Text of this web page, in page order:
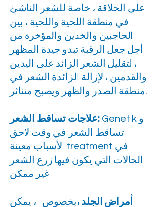
على الحلاقة ، خاصة للشعر الناشئ
في منطقة اللحية واللحية ، بين
الحاجبين والخدين والمؤخرة من
أجل جعل الرقبة تبدو جيدة المظهر
، لتقليل الشعر الزائد على اليدين
والقدمين ، لإزالة الزائدة الشعر في
منطقة الصدر والظهر ويصبح متناثر.
علاجات تساقط الشعر: Genetik و
تساقط الشعر في وقت لاحق
لأسباب معينة treatment في
الحالات التي يكون فيها زرع الشعر
غير ممكن .
أمراض الجلد ، بخصوص ، يمكن